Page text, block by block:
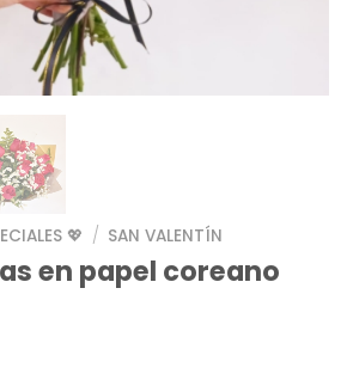
💖 / SAN VALENTÍN
en papel coreano